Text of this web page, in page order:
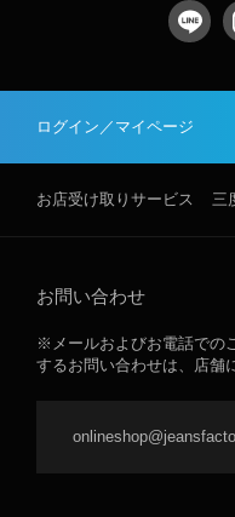
ログイン／マイページ
お店受け取りサービス 三
お問い合わせ
※メールおよびお電話での
するお問い合わせは、店舗